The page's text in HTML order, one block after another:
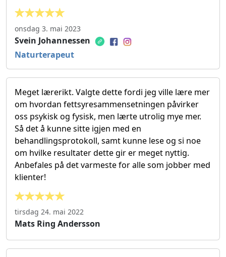
onsdag 3. mai 2023
Svein Johannessen
Naturterapeut
Meget lærerikt. Valgte dette fordi jeg ville lære mer
om hvordan fettsyresammensetningen påvirker
oss psykisk og fysisk, men lærte utrolig mye mer.
Så det å kunne sitte igjen med en
behandlingsprotokoll, samt kunne lese og si noe
om hvilke resultater dette gir er meget nyttig.
Anbefales på det varmeste for alle som jobber med
klienter!
tirsdag 24. mai 2022
Mats Ring Andersson